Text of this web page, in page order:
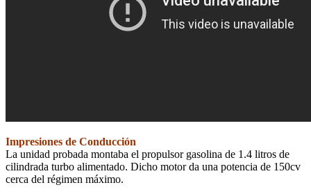
Impresiones de Conducción
La unidad probada montaba el propulsor gasolina de 1.4 litros de
cilindrada turbo alimentado. Dicho motor da una potencia de 150cv
cerca del régimen máximo.